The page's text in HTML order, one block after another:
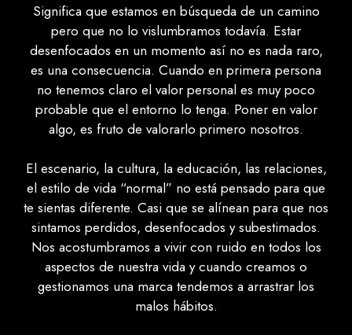
Significa que estamos en búsqueda de un camino
pero que no lo vislumbramos todavía. Estar
desenfocados en un momento así no es nada raro,
es una consecuencia. Cuando en primera persona
no tenemos claro el valor personal es muy poco
probable que el entorno lo tenga. Poner en valor
algo, es fruto de valorarlo primero nosotros.
El escenario, la cultura, la educación, las relaciones,
el estilo de vida “normal” no está pensado para que
te sientas diferente. Casi que se alínean para que nos
sintamos perdidos, desenfocados y subestimados.
Nos acostumbramos a vivir con ruido en todos los
aspectos de nuestra vida y cuando creamos o
gestionamos una marca tendemos a arrastrar los
malos hábitos.